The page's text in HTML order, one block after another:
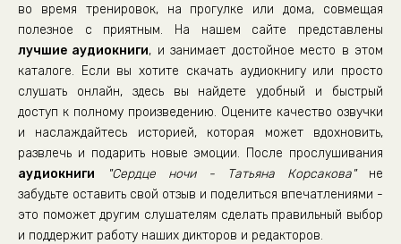
Глава 33
Глава 34
Глава 35
Эпилог
во время тренировок, на прогулке или дома, совмещая
полезное с приятным. На нашем сайте представлены
лучшие аудиокниги, и занимает достойное место в этом
каталоге. Если вы хотите скачать аудиокнигу или просто
слушать онлайн, здесь вы найдете удобный и быстрый
доступ к полному произведению. Оцените качество озвучки
и наслаждайтесь историей, которая может вдохновить,
развлечь и подарить новые эмоции. После прослушивания
аудиокниги
"Сердце ночи - Татьяна Корсакова"не
забудьте оставить свой отзыв и поделиться впечатлениями -
это поможет другим слушателям сделать правильный выбор
и поддержит работу наших дикторов и редакторов.